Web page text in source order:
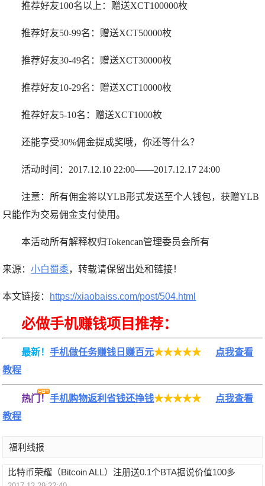
推荐好友100名以上：赠送XCT100000枚
推荐好友50-99名：赠送XCT50000枚
推荐好友30-49名：赠送XCT30000枚
推荐好友10-29名：赠送XCT10000枚
推荐好友5-10名：赠送XCT1000枚
还能享受30%佣金提成奖哦，你还等什么？
活动时间：2017.12.10 22:00——2017.12.17 24:00
注意：所有佣金将以YLB形式发送至个人钱包，获赠YLB
只能作为交易佣金支付使用。
本活动所有解释权归Tokencan管理委员会所有
来源：小白蜀黍，转载请保留出处和链接！
本文链接： https://xiaobaiss.com/post/504.html
必做手机赚钱项目推荐：
最新！手机做任务赚钱日赚百元★★★★★
点我查看
教程
热门！手机购物返利省钱还挣钱★★★★★
点我查看
教程
福利线报
比特币荣耀（Bitcoin ALL）注册送0.1个BTA据说价值100多